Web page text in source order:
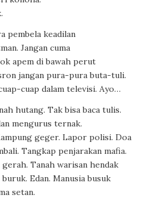
pembela keadilan
Jangan cuma
apem di bawah perut
jangan pura-pura buta-tuli.
cuap dalam televisi. Ayo…
hutang. Tak bisa baca tulis.
mengurus ternak.
geger. Lapor polisi. Doa
Tangkap penjarakan mafia.
Tanah warisan hendak
Edan. Manusia busuk
setan.